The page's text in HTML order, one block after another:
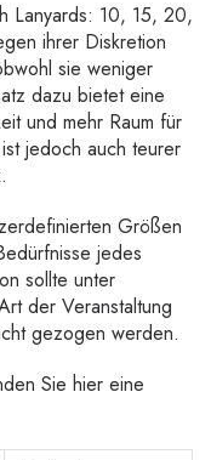
Lanyards: 10, 15, 20,
ihrer Diskretion
sie weniger
dazu bietet eine
und mehr Raum für
jedoch auch teurer
Größen
jedes
sollte unter
der Veranstaltung
gezogen werden.
Sie hier eine